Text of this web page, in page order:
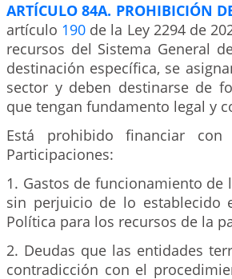
ARTÍCULO 84A. PROHIBICIÓN
artículo 190 de la Ley 2294 de
recursos del Sistema General
destinación específica, se
sector y deben destinarse de
que tengan fundamento legal y
Está prohibido financiar
Participaciones:
1. Gastos de funcionamiento
sin perjuicio de lo
Política para los recursos de la
2. Deudas que las entidades
contradicción con el